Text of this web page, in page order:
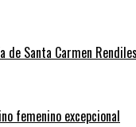
de Santa Carmen Rendiles
femenino excepcional